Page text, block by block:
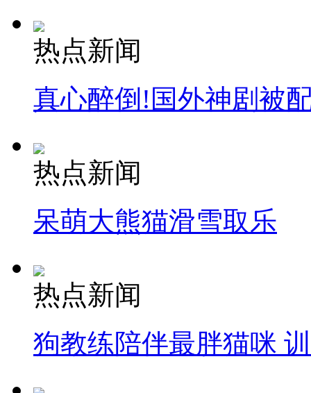
热点新闻
真心醉倒!国外神剧被
热点新闻
呆萌大熊猫滑雪取乐
热点新闻
狗教练陪伴最胖猫咪